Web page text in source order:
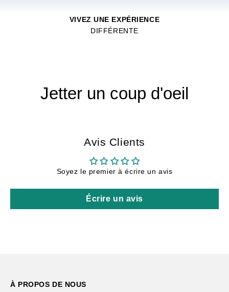
VIVEZ UNE EXPÉRIENCE
DIFFÉRENTE
Jetter un coup d'oeil
Avis Clients
Soyez le premier à écrire un avis
Écrire un avis
À PROPOS DE NOUS